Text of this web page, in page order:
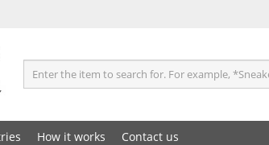
How it works Contact us